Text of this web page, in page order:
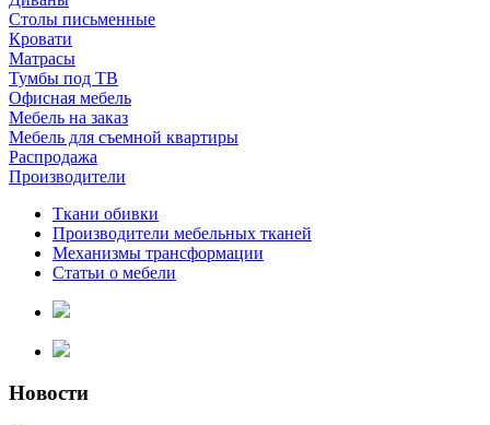
Столы письменные
Кровати
Матрасы
Тумбы под ТВ
Офисная мебель
Мебель на заказ
Мебель для съемной квартиры
Распродажа
Производители
Ткани обивки
Производители мебельных тканей
Механизмы трансформации
Статьи о мебели
Новости